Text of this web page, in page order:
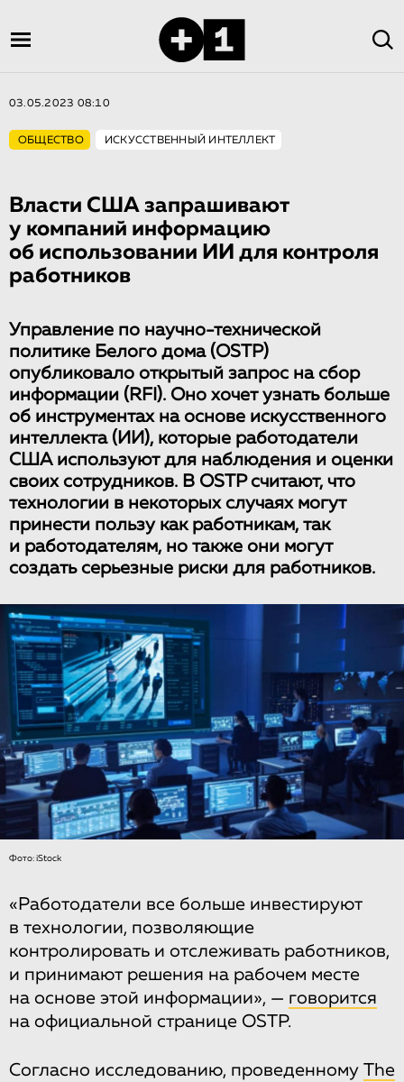
03.05.2023 08:10
ОБЩЕСТВО ИСКУССТВЕННЫЙ ИНТЕЛЛЕКТ
Власти США запрашивают
у компаний информацию
об использовании ИИ для контроля
работников
Управление по научно-технической
политике Белого дома (OSTP)
опубликовало открытый запрос на сбор
информации (RFI). Оно хочет узнать больше
об инструментах на основе искусственного
интеллекта (ИИ), которые работодатели
США используют для наблюдения и оценки
своих сотрудников. В OSTP считают, что
технологии в некоторых случаях могут
принести пользу как работникам, так
и работодателям, но также они могут
создать серьезные риски для работников.
Фото: iStock
«Работодатели все больше инвестируют
в технологии, позволяющие
контролировать и отслеживать работников,
и принимают решения на рабочем месте
на основе этой информации», — говорится
на официальной странице OSTP.
Согласно исследованию, проведенному The